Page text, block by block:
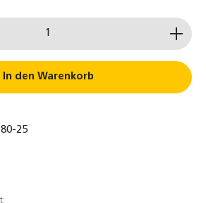
Profilabschlusskappen aus
- 40-200cm -
Montageschiene
Stange
Gib den gewünschten Wert ein
In den Warenkorb
25